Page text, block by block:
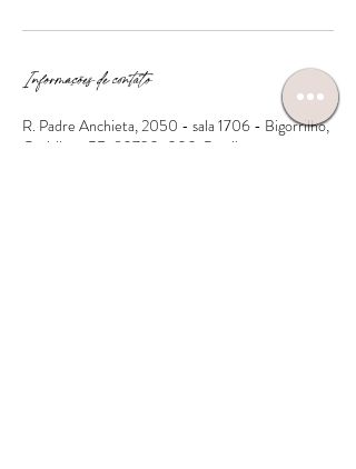
Informações de contato
R. Padre Anchieta, 2050 - sala 1706 - Bigorrilho,
Curitiba - PR, 80730-000, Brasil